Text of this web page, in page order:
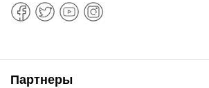
Партнеры